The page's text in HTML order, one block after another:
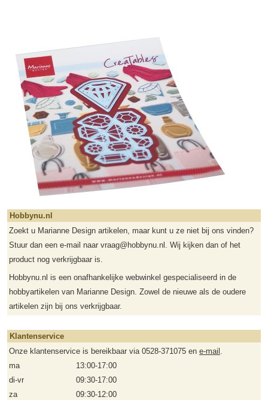
Hobbynu.nl
Zoekt u Marianne Design artikelen, maar kunt u ze niet bij ons vinden?
Stuur dan een e-mail naar vraag@hobbynu.nl. Wij kijken dan of het
product nog verkrijgbaar is.
Hobbynu.nl is een onafhankelijke webwinkel gespecialiseerd in de
hobbyartikelen van Marianne Design. Zowel de nieuwe als de oudere
artikelen zijn bij ons verkrijgbaar.
Klantenservice
Onze klantenservice is bereikbaar via 0528-371075 en e-mail .
ma
13:00-17:00
di-vr
09:30-17:00
za
09:30-12:00